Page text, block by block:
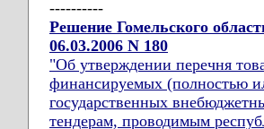
----------
Решение Гомельского
06.03.2006 N 180
"Об утверждении перечня
финансируемых (полностью
государственных
тендерам, проводимым